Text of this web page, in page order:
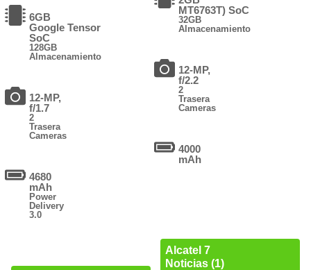
6GB
Google Tensor
SoC
128GB
Almacenamiento
12-MP,
f/1.7
2
Trasera
Cameras
4680
mAh
Power
Delivery
3.0
MT6763T) SoC
32GB
Almacenamiento
12-MP,
f/2.2
2
Trasera
Cameras
4000
mAh
Alcatel 7
Noticias (1)